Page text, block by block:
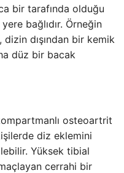
bir tarafında olduğu
bağlıdır. Örneğin
dışından bir kemik
düz bir bacak
osteoartrit
diz eklemini
Yüksek tibial
cerrahi bir